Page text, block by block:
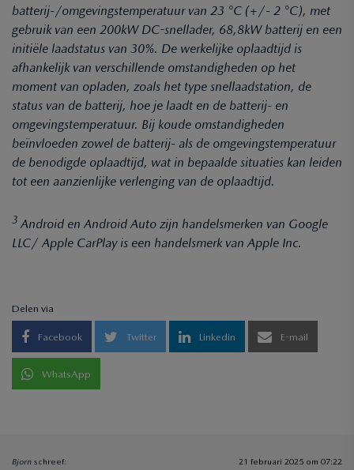
batterij-/omgevingstemperatuur van 23 °C (+/- 2 °C), met
gebruik van een 200kW DC-snellader, 68,8kW batterij en een
initiële laadstatus van 30%. De werkelijke oplaadtijd is
afhankelijk van verschillende omstandigheden op het
moment van opladen, zoals het type snellaadstation, de
status van de batterij, hoe je laadt en de batterij- en
omgevingstemperatuur. Bij koude omstandigheden
beïnvloeden zowel de batterij- als de omgevingstemperatuur
de benodigde oplaadtijd, wat in bepaalde situaties kan leiden
tot een aanzienlijke verlenging van de oplaadtijd.
3Android en Android Auto zijn handelsmerken van Google
LLC/ Apple CarPlay is een handelsmerk van Apple Inc.
Delen via
Facebook Twitter Linkedin E-mail
WhatsApp
Bjorn schreef: 21 februari 2025 om 07:22